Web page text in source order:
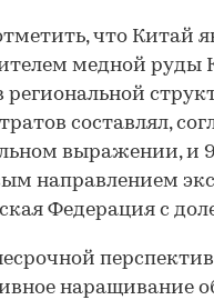
что Китай
медной руды
региональной
составлял,
выражении, и
направлением
Федерация с
наращивание